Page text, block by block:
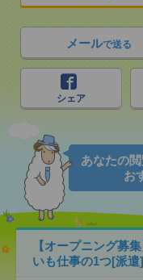
メールで送る
シェア
あなたの
お
【オープニング募
いも仕事の1つ[派遣]